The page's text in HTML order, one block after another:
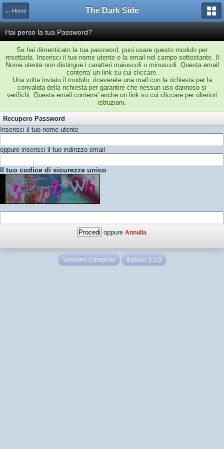
← Home The Dark Side
Hai perso la tua Password?
Se hai dimenticato la tua password, puoi usare questo modulo per
resettarla. Inserisci il tuo nome utente o la email nel campo sottostante. Il
Nome utente non distingue i caratteri maiuscoli o minuscoli. Questa email
conterra' un link su cui cliccare.
Una volta inviato il modulo, riceverete una mail con la richiesta per la
convalida della richiesta per garantire che nessun uso dannoso si
verifichi. Questa email conterra' anche un link su cui cliccare per ulteriori
istruzioni.
Recupero Password
Inserisci il tuo nome utente
oppure inserisci il tuo indirizzo email
Il tuo codice di sicurezza unico
oppure Annulla
Versione Completa Italiano 3.3.0